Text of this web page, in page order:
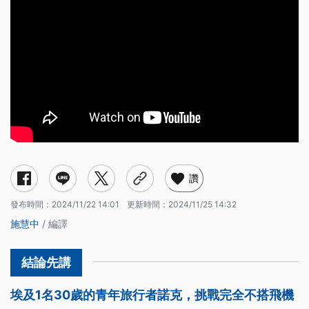
讚
發布時間： 2024/11/22 14:01 更新時間： 2024/11/25 14:32
施慧中 / 編譯
埃及1名30歲的青年旅行者諾克，挑戰完全不搭飛機